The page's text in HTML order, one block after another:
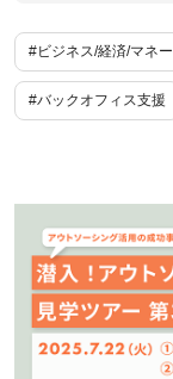
#ビジネス/経済/マネー
#バックオフィス支援